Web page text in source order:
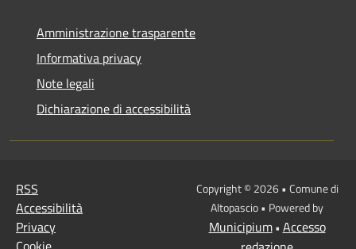
Amministrazione trasparente
Informativa privacy
Note legali
Dichiarazione di accessibilità
RSS
Accessibilità
Privacy
Copyright © 2026 • Comune di
Altopascio • Powered by
Municipium• Accesso